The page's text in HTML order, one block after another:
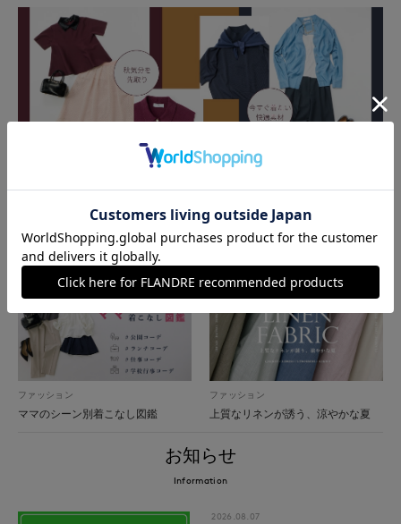
ファッション
秋色夏素材-New release for Autumn 2026
ファッション
ママのシーン別着こなし図鑑
ファッション
上質なリネンが誘う、涼やかな夏
お知らせ
Information
2026.08.07